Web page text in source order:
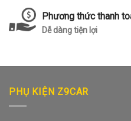
Phương thức thanh
Dễ dàng tiện lợi
PHỤ KIỆN Z9CAR